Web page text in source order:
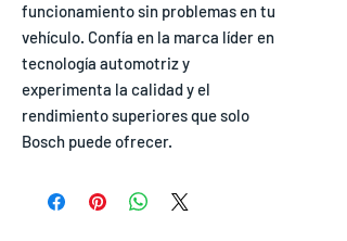
funcionamiento sin problemas en tu
vehículo. Confía en la marca líder en
tecnología automotriz y
experimenta la calidad y el
rendimiento superiores que solo
Bosch puede ofrecer.